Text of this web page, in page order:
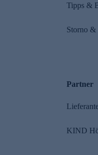
Tipps &
Storno &
Partner
KIND